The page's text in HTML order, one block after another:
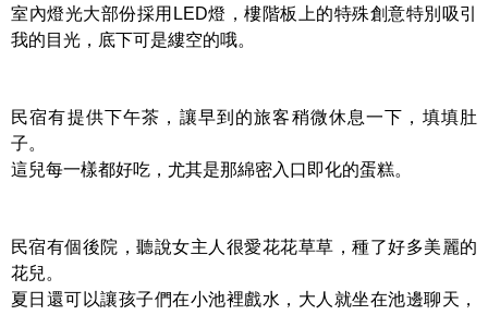
室內燈光大部份採用LED燈，樓階板上的特殊創意特別吸引
我的目光，底下可是縷空的哦。
民宿有提供下午茶，讓早到的旅客稍微休息一下，填填肚
子。
這兒每一樣都好吃，尤其是那綿密入口即化的蛋糕。
民宿有個後院，聽說女主人很愛花花草草，種了好多美麗的
花兒。
夏日還可以讓孩子們在小池裡戲水，大人就坐在池邊聊天，